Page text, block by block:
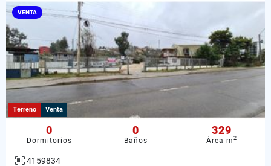
VENTA
Terreno Venta
0
Dormitorios
0
Baños
329
Área m2
4159834